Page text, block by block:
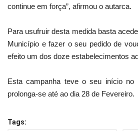
continue em força”, afirmou o autarca.
Para usufruir desta medida basta
Município e fazer o seu pedido de
efeito um dos doze estabelecimentos
Esta campanha teve o seu início
prolonga-se até ao dia 28 de Fevereiro.
Tags: